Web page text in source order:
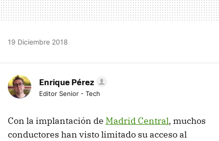
19 Diciembre 2018
Enrique Pérez
Editor Senior - Tech
Con la implantación de Madrid Central, muchos
conductores han visto limitado su acceso al